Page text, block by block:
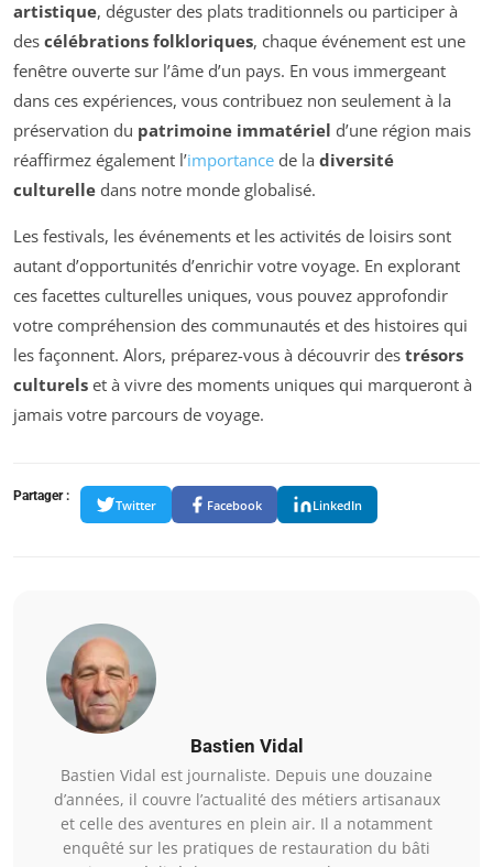
artistique, déguster des plats traditionnels ou participer à
des célébrations folkloriques, chaque événement est une
fenêtre ouverte sur l’âme d’un pays. En vous immergeant
dans ces expériences, vous contribuez non seulement à la
préservation du patrimoine immatériel d’une région mais
réaffirmez également l’importance de la diversité
culturelle dans notre monde globalisé.
Les festivals, les événements et les activités de loisirs sont
autant d’opportunités d’enrichir votre voyage. En explorant
ces facettes culturelles uniques, vous pouvez approfondir
votre compréhension des communautés et des histoires qui
les façonnent. Alors, préparez-vous à découvrir des trésors
culturels et à vivre des moments uniques qui marqueront à
jamais votre parcours de voyage.
Partager :
Twitter Facebook LinkedIn
Bastien Vidal
Bastien Vidal est journaliste. Depuis une douzaine
d’années, il couvre l’actualité des métiers artisanaux
et celle des aventures en plein air. Il a notamment
enquêté sur les pratiques de restauration du bâti